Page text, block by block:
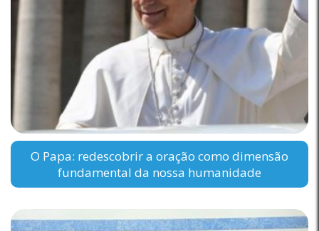
O Papa: redescobrir a oração como dimensão
fundamental da nossa humanidade